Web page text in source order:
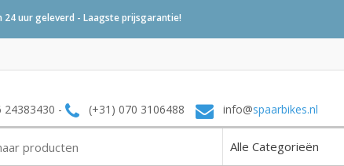
uur geleverd - Laagste prijsgarantie!
- (+31) 070 3106488 info@spaarbikes.nl